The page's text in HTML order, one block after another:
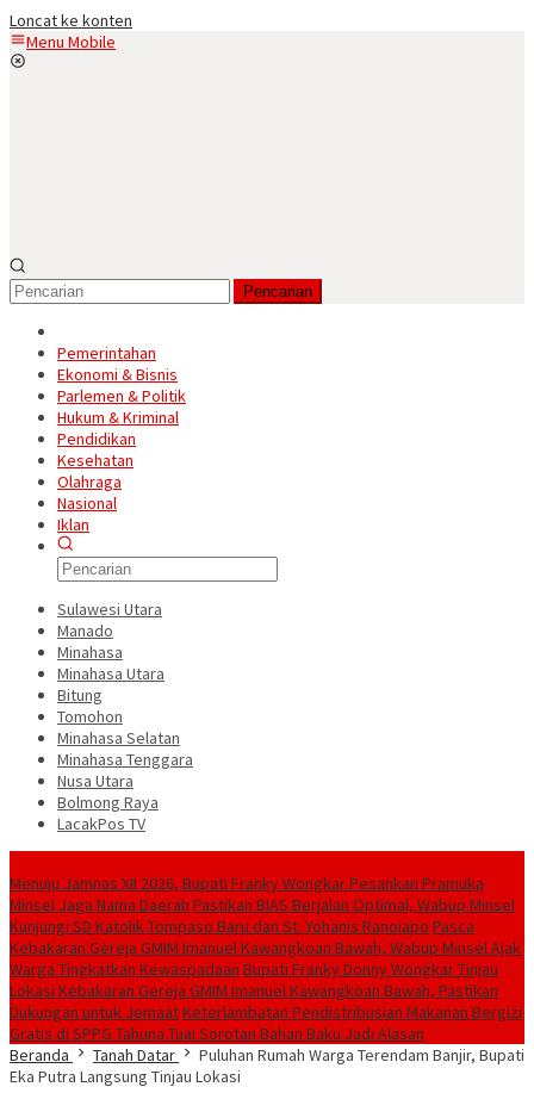
Loncat ke konten
Menu Mobile
Pencarian
Pemerintahan
Ekonomi & Bisnis
Parlemen & Politik
Hukum & Kriminal
Pendidikan
Kesehatan
Olahraga
Nasional
Iklan
Sulawesi Utara
Manado
Minahasa
Minahasa Utara
Bitung
Tomohon
Minahasa Selatan
Minahasa Tenggara
Nusa Utara
Bolmong Raya
LacakPos TV
Menuju Jamnas XII 2026, Bupati Franky Wongkar Pesankan Pramuka
Minsel Jaga Nama Daerah Pastikan BIAS Berjalan Optimal, Wabup Minsel
Kunjungi SD Katolik Tompaso Baru dan St. Yohanis Ranoiapo Pasca
Kebakaran Gereja GMIM Imanuel Kawangkoan Bawah, Wabup Minsel Ajak
Warga Tingkatkan Kewaspadaan Bupati Franky Donny Wongkar Tinjau
Lokasi Kebakaran Gereja GMIM Imanuel Kawangkoan Bawah, Pastikan
Dukungan untuk Jemaat‎Keterlambatan Pendistribusian Makanan Bergizi
Gratis di SPPG Tahuna Tuai Sorotan Bahan Baku Jadi Alasan
Beranda
Tanah Datar
Puluhan Rumah Warga Terendam Banjir, Bupati
Eka Putra Langsung Tinjau Lokasi